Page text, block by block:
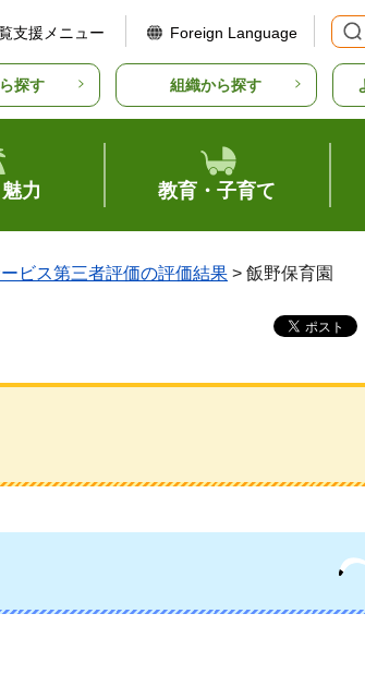
支援メニュー Foreign Language
探す 組織から探す
力 教育・子育て
ビス第三者評価の評価結果 > 飯野保育園